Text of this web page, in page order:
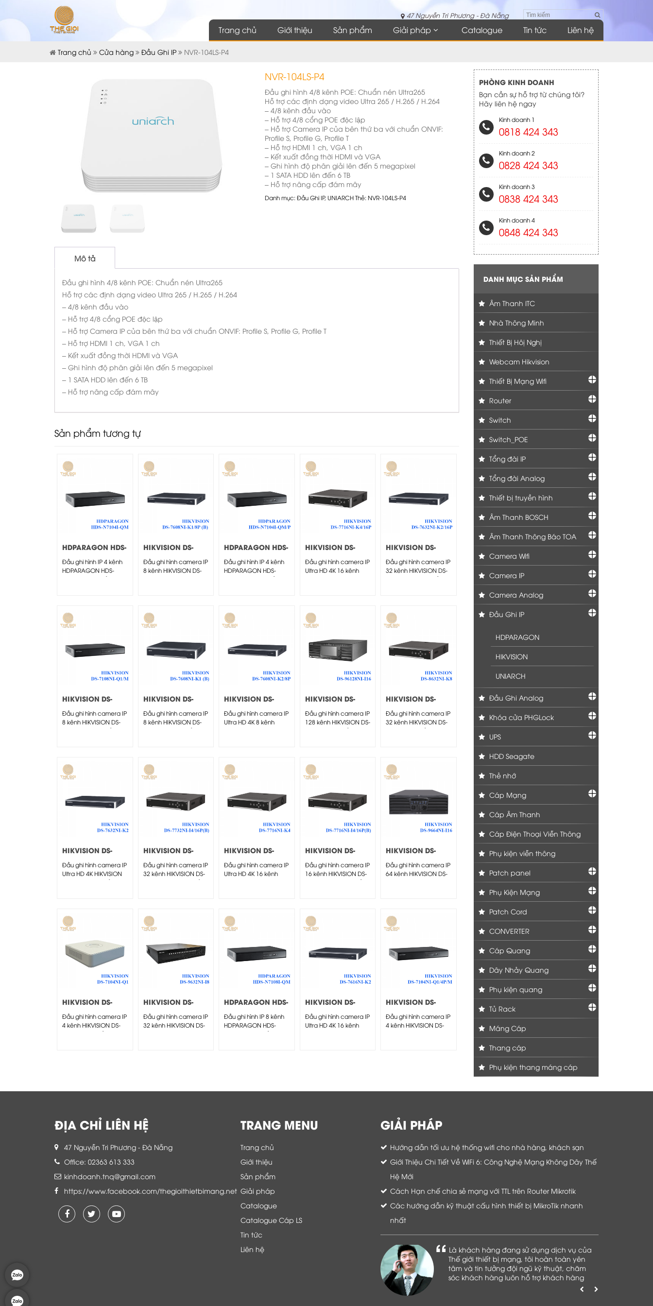
47 Nguyễn Tri Phương - Đà Nẵng
Trang chủ Giới thiệu Sản phẩm Giải pháp Catalogue Tin tức Liên hệ
Trang chủ Cửa hàng Đầu Ghi IP NVR-104LS-P4
NVR-104LS-P4
Đầu ghi hình 4/8 kênh POE: Chuẩn nén Ultra265
Hỗ trợ các định dạng video Ultra 265 / H.265 / H.264
– 4/8 kênh đầu vào
– Hỗ trợ 4/8 cổng POE độc lập
– Hỗ trợ Camera IP của bên thứ ba với chuẩn ONVIF:
Profile S, Profile G, Profile T
– Hỗ trợ HDMI 1 ch, VGA 1 ch
– Kết xuất đồng thời HDMI và VGA
– Ghi hình độ phân giải lên đến 5 megapixel
– 1 SATA HDD lên đến 6 TB
– Hỗ trợ nâng cấp đám mây
Danh mục:Đầu Ghi IP, UNIARCHThẻ:NVR-104LS-P4
Mô tả
Đầu ghi hình 4/8 kênh POE: Chuẩn nén Ultra265
Hỗ trợ các định dạng video Ultra 265 / H.265 / H.264
– 4/8 kênh đầu vào
– Hỗ trợ 4/8 cổng POE độc lập
– Hỗ trợ Camera IP của bên thứ ba với chuẩn ONVIF: Profile S, Profile G, Profile T
– Hỗ trợ HDMI 1 ch, VGA 1 ch
– Kết xuất đồng thời HDMI và VGA
– Ghi hình độ phân giải lên đến 5 megapixel
– 1 SATA HDD lên đến 6 TB
– Hỗ trợ nâng cấp đám mây
Sản phẩm tương tự
HDPARAGON HDS-
N7104I-QM
Đầu ghi hình IP 4 kênh
HDPARAGON HDS-
N7104I-QM – Đầu ghi
HIKVISION DS-
7608NI-K1/8P (B)
Đầu ghi hình camera IP
8 kênh HIKVISION DS-
HDPARAGON HDS-
N7104I-QM/P
Đầu ghi hình IP 4 kênh
HDPARAGON HDS-
N7104I-QM/P – Đầu ghi
HIKVISION DS-
7716NI-K4/16P
Đầu ghi hình camera IP
Ultra HD 4K 16 kênh
HIKVISION DS-
7632NI-K2/16P
Đầu ghi hình camera IP
32 kênh HIKVISION DS-
7632NI-K2/16P - Đầu...
HIKVISION DS-
7108NI-Q1/M
Đầu ghi hình camera IP
8 kênh HIKVISION DS-
7108NI-Q1/M - Đầu...
HIKVISION DS-
7608NI-K1 (B)
Đầu ghi hình camera IP
8 kênh HIKVISION DS-
7608NI-K1 (B) - Đầu...
HIKVISION DS-
7608NI-K2/8P
Đầu ghi hình camera IP
Ultra HD 4K 8 kênh
HIKVISION DS-
96128NI-I16
Đầu ghi hình camera IP
128 kênh HIKVISION DS-
96128NI-I16 -Đầu ghi...
HIKVISION DS-
8632NI-K8
Đầu ghi hình camera IP
32 kênh HIKVISION DS-
8632NI-K8 - Đầu...
HIKVISION DS-
7632NI-K2
Đầu ghi hình camera IP
Ultra HD 4K HIKVISION
DS-7632NI-K2 -Đầu...
HIKVISION DS-
7732NI-I4/16P(B)
Đầu ghi hình camera IP
32 kênh HIKVISION DS-
7732NI-I4/16P(B) -Đầu
HIKVISION DS-
7716NI-K4
Đầu ghi hình camera IP
Ultra HD 4K 16 kênh
HIKVISION DS-
7716NI-I4/16P(B)
Đầu ghi hình camera IP
16 kênh HIKVISION DS-
7716NI-I4/16P(B) -Đầu
HIKVISION DS-
9664NI-I16
Đầu ghi hình camera IP
64 kênh HIKVISION DS-
HIKVISION DS-
7104NI-Q1
Đầu ghi hình camera IP
4 kênh HIKVISION DS-
7104NI-Q1 - Đầu...
HIKVISION DS-
9632NI-I8
Đầu ghi hình camera IP
32 kênh HIKVISION DS-
HDPARAGON HDS-
N7108I-QM
Đầu ghi hình IP 8 kênh
HDPARAGON HDS-
N7108I-QM – Đầu ghi
HIKVISION DS-
7616NI-K2
Đầu ghi hình camera IP
Ultra HD 4K 16 kênh
HIKVISION DS-
7104NI-Q1/4P/M
Đầu ghi hình camera IP
4 kênh HIKVISION DS-
PHÒNG KINH DOANH
Bạn cần sự hỗ trợ từ chúng tôi?
Hãy liên hệ ngay
Kinh doanh 1
0818 424 343
Kinh doanh 2
0828 424 343
Kinh doanh 3
0838 424 343
Kinh doanh 4
0848 424 343
DANH MỤC SẢN PHẨM
Âm Thanh ITC
Nhà Thông Minh
Thiết Bị Hôị Nghị
Webcam Hikvision
Thiết Bị Mạng Wifi
Router
Switch
Switch_POE
Tổng đài IP
Tổng đài Analog
Thiết bị truyền hình
Âm Thanh BOSCH
Âm Thanh Thông Báo TOA
Camera Wifi
Camera IP
Camera Analog
Đầu Ghi IP
HDPARAGON
HIKVISION
UNIARCH
Đầu Ghi Analog
Khóa cửa PHGLock
UPS
HDD Seagate
Thẻ nhớ
Cáp Mạng
Cáp Âm Thanh
Cáp Điện Thoại Viễn Thông
Phụ kiện viễn thông
Patch panel
Phụ Kiện Mạng
Patch Cord
CONVERTER
Cáp Quang
Dây Nhảy Quang
Phụ kiện quang
Tủ Rack
Máng Cáp
Thang cáp
Phụ kiện thang máng cáp
ĐỊA CHỈ LIÊN HỆ
47 Nguyễn Tri Phương - Đà Nẵng
Office: 02363 613 333
kinhdoanh.tnq@gmail.com
https://www.facebook.com/thegioithietbimang.net
TRANG MENU
Trang chủ
Giới thiệu
Sản phẩm
Giải pháp
Catalogue
Catalogue Cáp LS
Tin tức
Liên hệ
GIẢI PHÁP
Hướng dẫn tối ưu hệ thống wifi cho nhà hàng, khách sạn
Giới Thiệu Chi Tiết Về WiFi 6: Công Nghệ Mạng Không Dây Thế
Hệ Mới
Cách Hạn chế chia sẻ mạng với TTL trên Router Mikrotik
Các hướng dẫn kỹ thuật cấu hình thiết bị MikroTik nhanh
nhất
tâm và tin tưởng đội ngũ kỹ thuật, chăm
sóc khách hàng luôn hỗ trợ khách hàng
Là khách hàng đang sử dụng dịch vụ của
Là khách hàng đang sử dụng dịch vụ của
Thế giới thiết bị mạng, tôi hoàn toàn yên
tâm và tin tưởng đội ngũ kỹ thuật, chăm
sóc khách hàng luôn hỗ trợ khách hàng